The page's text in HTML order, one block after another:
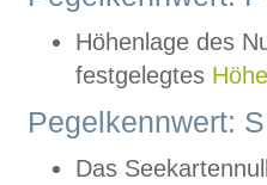
Höhenlage des
festgelegtes
Pegelkennwert:
Das